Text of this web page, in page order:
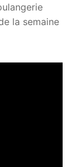
la semaine